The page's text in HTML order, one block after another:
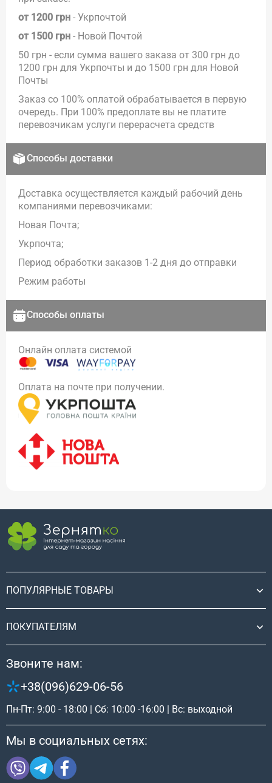
от 1200 грн - Укрпочтой
от 1500 грн - Новой Почтой
50 грн - если сумма вашего заказа от 300 грн до
1200 грн для Укрпочты и до 1500 грн для Новой
Почты
Заказ со 100% оплатой обрабатывается в первую
очередь. При 100% предоплате вы не платите
перевозчикам услуги перерасчета средств
Способы доставки
Доставка осуществляется каждый рабочий день
компаниями перевозчиками:
Новая Почта;
Укрпочта;
Период обработки заказов 1-2 дня до отправки
Режим работы
Способы оплаты
Онлайн оплата системой
Оплата на почте при получении.
ПОПУЛЯРНЫЕ ТОВАРЫ
ПОКУПАТЕЛЯМ
Звоните нам:
+38(096)629-06-56
Пн-Пт: 9:00 - 18:00 | Сб: 10:00 -16:00 | Вс: выходной
Мы в социальных сетях: